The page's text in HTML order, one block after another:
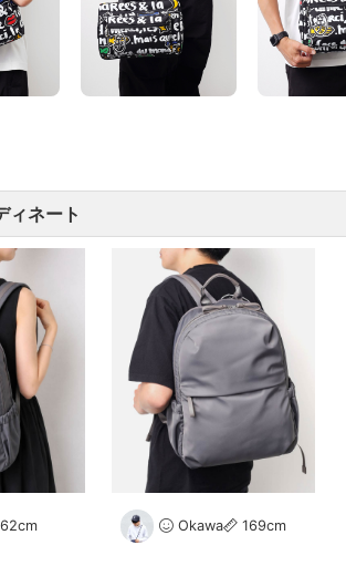
ィネート
Okawa 169cm